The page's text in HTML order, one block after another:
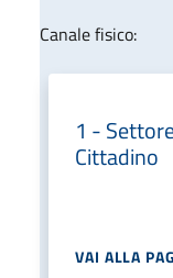
Canale fisico:
1 -
Cittadino
VAI ALLA